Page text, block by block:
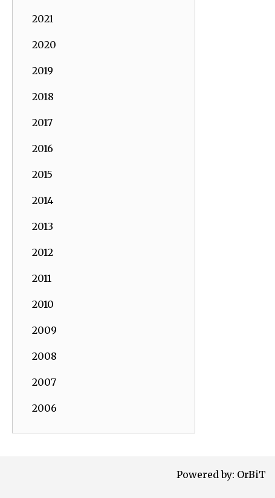
2021
2020
2019
2018
2017
2016
2015
2014
2013
2012
2011
2010
2009
2008
2007
2006
Powered by: OrBiT